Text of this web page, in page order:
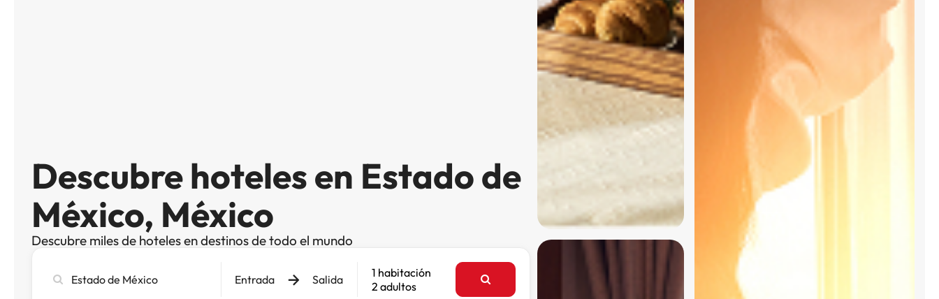
Descubre hoteles en Estado de
México, México
Descubre miles de hoteles en destinos de todo el mundo
ciudad,
Entrada Salida
1 habitación
2 adultos